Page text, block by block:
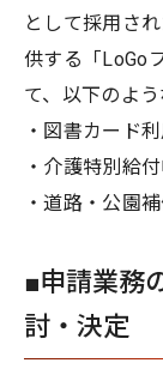
として採用さ
供する「LoGo
て、以下のよ
・図書カード
・介護特別給
・道路・公園
■申請業務
討・決定